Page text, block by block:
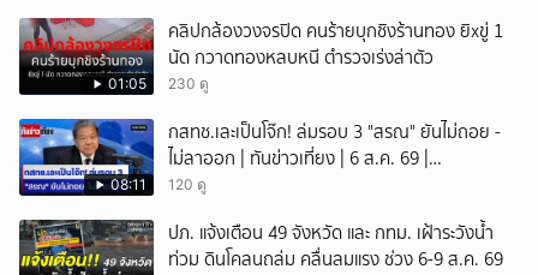
01:05
คลิปกล้องวงจรปิด คนร้ายบุกชิงร้านทอง ยิxขู่ 1
นัด กวาดทองหลบหนี ตำรวจเร่งล่าตัว
230 ดู
08:11
กสทช.เละเป็นโจ๊ก! ล่มรอบ 3 "สรณ" ยันไม่ถอย -
ไม่ลาออก | ทันข่าวเที่ยง | 6 ส.ค. 69 |
NationTV22
120 ดู
ปภ. แจ้งเตือน 49 จังหวัด และ กทม. เฝ้าระวังน้ำ
ท่วม ดินโคลนถล่ม คลื่นลมแรง ช่วง 6-9 ส.ค. 69